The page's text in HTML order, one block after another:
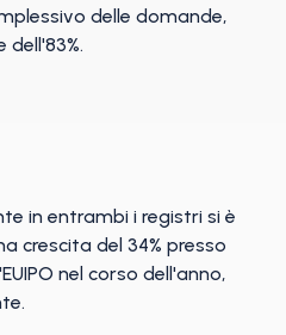
delle domande,
dell'83%.
in entrambi i registri si è
crescita del 34% presso
nel corso dell'anno,